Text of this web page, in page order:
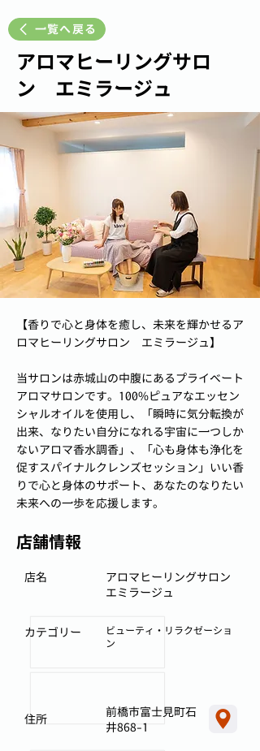
一覧へ戻る
アロマヒーリングサロ
ン エミラージュ
【香りで心と身体を癒し、未来を輝かせるア
ロマヒーリングサロン エミラージュ】
当サロンは赤城山の中腹にあるプライベート
アロマサロンです。100%ピュアなエッセン
シャルオイルを使用し、「瞬時に気分転換が
出来、なりたい自分になれる宇宙に一つしか
ないアロマ香水調香」、「心も身体も浄化を
促すスパイナルクレンズセッション」いい香
りで心と身体のサポート、あなたのなりたい
未来への一歩を応援します。
店舗情報
アロマヒーリングサロン
エミラージュ
店名
ビューティ・リラクゼーショ
ン
カテゴリー
前橋市富士見町石
井868-1
住所